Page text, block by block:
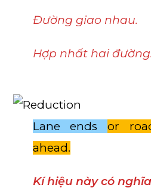
Đường giao nhau.
Hợp nhất hai đường.
Lane ends or
ahead.
Kí hiệu này có